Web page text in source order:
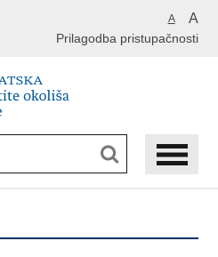
A A
Prilagodba pristupačnosti